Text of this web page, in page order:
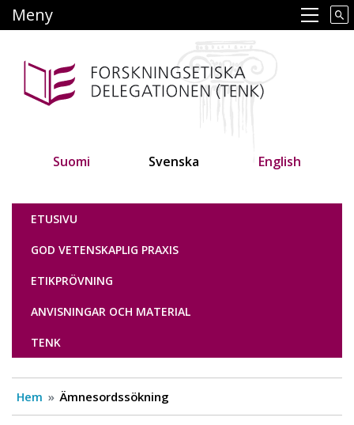
till
Main navigation
Meny
Suomi Svenska English
Tutkimuseettinen neuvottelukunta
ETUSIVU
GOD VETENSKAPLIG PRAXIS
ETIKPRÖVNING
ANVISNINGAR OCH MATERIAL
TENK
Hem Ämnesordssökning